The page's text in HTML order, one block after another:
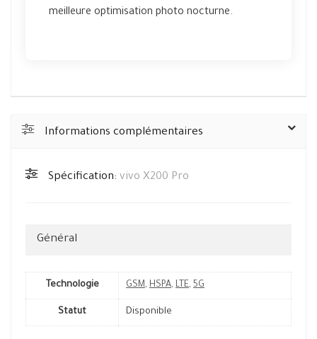
meilleure optimisation photo nocturne.
Informations complémentaires
Spécification: vivo X200 Pro
Général
Technologie GSM, HSPA, LTE, 5G
Statut Disponible